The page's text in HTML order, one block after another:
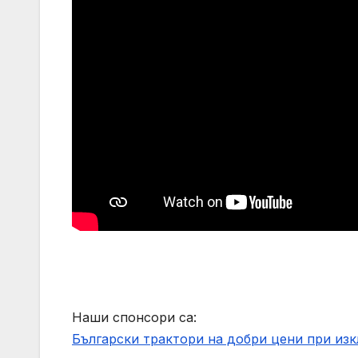
Наши спонсори са:
Български трактори на добри цени при